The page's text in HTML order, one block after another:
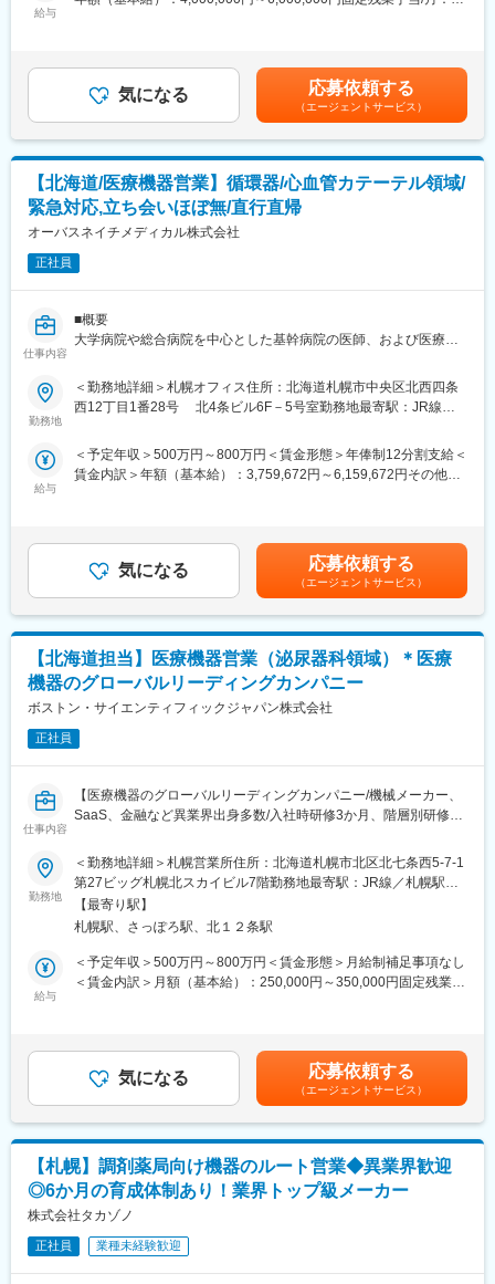
調剤というニッチな分野で、業界トップクラスのシェアを誇る製
品が多数あります。寡占市場だからこそ、競合製品を使っている
顧客からいかにシェアを獲得するか試行錯誤する面白さがありま
変更の範囲：会社の定める業務
す
医師や医療従事者に対して、循環器内科、不整脈領域における製
品の提案営業を行っていただきます。
＜具体的な業務例＞
・担当製品の提案、技術サポート（手術の立会いあり）
・最新の医療関連情報の提供、医療機関へのサポート
・販売代理店へのサポート
・各種学会への参加
全国の各拠点に配属の可能性がございます。ご希望の勤務地を考
心臓のリズム異常（不整脈）を治療する医療機器を、医師に提
案・サポートします。ただ製品を売るのではなく、「この患者さ
めてアドバイスをし、専門知識を活かしたコンサルティング型の
営業です。
■不整脈とは
をまとめて「不整脈」と呼びます。
■研修制度
入社後は約3か月間、会社や製品について学ぶ研修を実施します。
座学だけでなく、実際に製品を操作しながら基礎を身につけたう
えで現場に配属されます。配属後も、上司・先輩のフォローや勉
強会、年次・階層別研修など継続的な学びの機会があり、業界未
経験の方も安心して成長できる環境です。
※初期研修期間中は会社で手配するビジネスホテルに宿泊していた
ざいます。
例）GROWプログラム：短期間にて他部署の業務体験が可能／社
変更の範囲：会社の定める業務
給与
補足＞※ご経験やスキルを考慮し決定いたします。※上記年収はイ
ンセンティブを含む金額です。賃金はあくまでも目安の金額であ
り、選考を通じて上下する可能性があります。月給(月額)は固定手
当を含めた表記です。
気になる 応募依頼する
（エージェントサービス）
【北海道/医療機器営業】循環器/心血管カテーテル領域/
緊急対応,立ち会いほぼ無/直行直帰
オーバスネイチメディカル株式会社
正社員
仕事内容
■概要
大学病院や総合病院を中心とした基幹病院の医師、および医療機
をしていただきます。
次世代のコアメンバーとして、組織の業績向上と将来的には後輩
■詳細
単なる製品の仕様説明に留まらず、医師やコメディカルとの対話
また、学会サポート・セミナー企画として、医療関係者向けに自
社製品に関連する最新エビデンスの紹介や学会レポートを通じた
情報共有を行っていただきます。
◯領域：循環器領域。狭心症や心筋梗塞など心臓疾患治療に使用
されるカテーテル、冠動脈ステント等。
◯1日の訪問：3～4施設（大学病院や総合病院が中心）
※入社後半年間は公共交通機関を利用、それ以降は車営業が可能と
■ポジションの魅力
◎裁量と効率を重視したワークスタイル
動ができます。
◎緊急呼び出しはほぼなし
早朝や夜間の対応は、ほとんど発生しません。
◎横の繋がり
直行直帰だからといって、他営業社員との関わりが希薄なわけで
他、全社員MTGが年に2回実施され、他エリア営業担当やバック
オフィス社員とも交流する機会があります。
入社後研修では座学やOJT、ロープレ等も実施。安心して営業活
動を開始していただける環境を整えています。
（研修期間/内容はご経験に合わせて決定します。例）2週間の本
社座学研修→2週間の配属先OJT→ご自身の施設を担当）
変更の範囲：会社の定める業務
勤務地
＜勤務地詳細＞札幌オフィス住所：北海道札幌市中央区北西四条
西12丁目1番28号 北4条ビル6F－5号室勤務地最寄駅：JR線／
事業所
給与
＜予定年収＞500万円～800万円＜賃金形態＞年俸制12分割支給＜
賃金内訳＞年額（基本給）：3,759,672円～6,159,672円その他固
（一律手当を含む）＜昇給有無＞有＜残業手当＞有＜給与補足
＞・上記のほか、期末賞与（夏、冬）と営業インセンティブ支給
あり（四半期ごと）2025年度実績↓ ・期末賞与：各人年俸の月
額（夏1.5ヶ月、冬2.3カ月）を支給。・営業インセンティブ：四
半期ごと、個人やチームの成果・実績に応じて支給。・昇給：あ
り（年1回）賃金はあくまでも目安の金額であり、選考を通じて上
下する可能性があります。月給(月額)は固定手当を含めた表記で
す。
気になる 応募依頼する
（エージェントサービス）
【北海道担当】医療機器営業（泌尿器科領域）＊医療
機器のグローバルリーディングカンパニー
ボストン・サイエンティフィックジャパン株式会社
正社員
仕事内容
【医療機器のグローバルリーディングカンパニー/機械メーカー、
SaaS、金融など異業界出身多数/入社時研修3か月、階層別研修な
ヵ国に展開/取り扱い製品の75％以上がTOP3以内のマーケットシ
ェアを獲得／新製品の拡大に向けた増員採用】
★自分の提案が治療の選択肢を広げ、患者さんの支えにつながる
社会貢献性の高い仕事です！
★世界的に高い評価を受ける製品群を扱い、取扱製品の75％以上
が市場TOP3のシェアのため提案しやすい環境です！
■職務内容：
医師や医療従事者に対して、前立腺がんの治療に使用される医療
・最新の医療関連情報の提供、サポート（勉強・セミナーの主催
など）
・販売代理店へのサポート（製品情報の提供、勉強会の主催な
ど）
・各種学会への参加
＜営業スタイル＞
大学病院や基幹病院のドクターや医療従事者に対して製品提案を
勤務地
＜勤務地詳細＞札幌営業所住所：北海道札幌市北区北七条西5-7-1
第27ビッグ札幌北スカイビル7階勤務地最寄駅：JR線／札幌駅受
動喫煙対策：屋内全面禁煙変更の範囲：会社の定める事業所
【最寄り駅】
札幌駅、さっぽろ駅、北１２条駅
給与
＜予定年収＞500万円～800万円＜賃金形態＞月給制補足事項なし
＜賃金内訳＞月額（基本給）：250,000円～350,000円固定残業手
＞※上記は、セールスインセンティブのターゲット金額を含めた理
論年収となります。セールスインセンティブは個人業績により算
定されます。※具体的な年収金額については能力・経験等を考慮し
て決定・提示いたします。※別途、勤務状況に応じた手当がありま
す。賃金はあくまでも目安の金額であり、選考を通じて上下する
可能性があります。月給(月額)は固定手当を含めた表記です。
気になる 応募依頼する
（エージェントサービス）
【札幌】調剤薬局向け機器のルート営業◆異業界歓迎
◎6か月の育成体制あり！業界トップ級メーカー
株式会社タカゾノ
正社員 業種未経験歓迎